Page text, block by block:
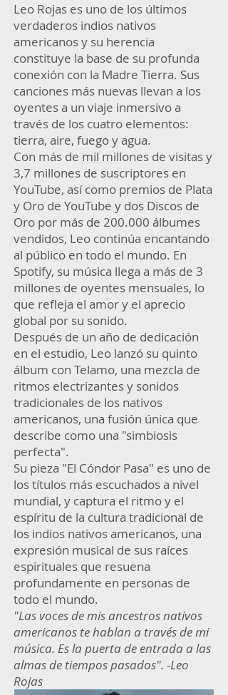
Leo Rojas es uno de los últimos
verdaderos indios nativos
americanos y su herencia
constituye la base de su profunda
conexión con la Madre Tierra. Sus
canciones más nuevas llevan a los
oyentes a un viaje inmersivo a
través de los cuatro elementos:
tierra, aire, fuego y agua.
Con más de mil millones de visitas y
3,7 millones de suscriptores en
YouTube, así como premios de Plata
y Oro de YouTube y dos Discos de
Oro por más de 200.000 álbumes
vendidos, Leo continúa encantando
al público en todo el mundo. En
Spotify, su música llega a más de 3
millones de oyentes mensuales, lo
que refleja el amor y el aprecio
global por su sonido.
Después de un año de dedicación
en el estudio, Leo lanzó su quinto
álbum con Telamo, una mezcla de
ritmos electrizantes y sonidos
tradicionales de los nativos
americanos, una fusión única que
describe como una "simbiosis
perfecta".
Su pieza "El Cóndor Pasa" es uno de
los títulos más escuchados a nivel
mundial, y captura el ritmo y el
espíritu de la cultura tradicional de
los indios nativos americanos, una
expresión musical de sus raíces
espirituales que resuena
profundamente en personas de
todo el mundo.
"Las voces de mis ancestros nativos
americanos te hablan a través de mi
música. Es la puerta de entrada a las
almas de tiempos pasados". -Leo
Rojas